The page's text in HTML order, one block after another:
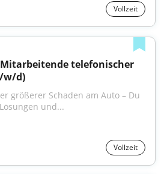
Vollzeit
w/d)
größerer Schaden am Auto – Du
und...
Vollzeit